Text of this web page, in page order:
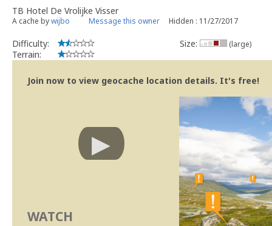
TB Hotel De Vrolijke Visser
A cache bywijbo Message this owner Hidden : 11/27/2017
Difficulty:
Terrain:
Size: (large)
Join now to view geocache location details. It's free!
WATCH